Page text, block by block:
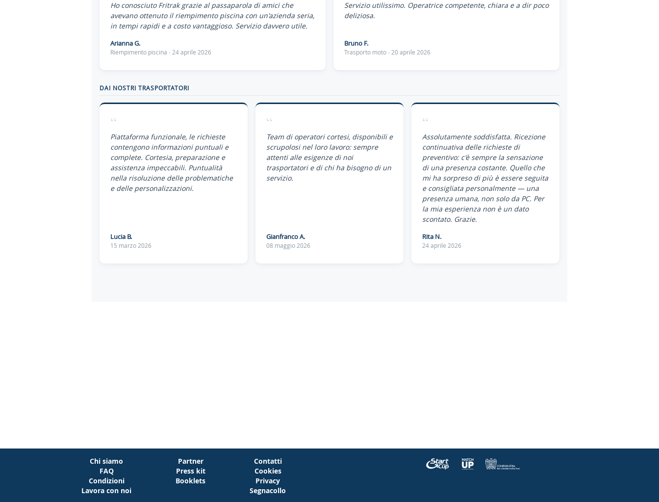
Ho conosciuto Fritrak grazie al passaparola di amici che
avevano ottenuto il riempimento piscina con un'azienda seria,
in tempi rapidi e a costo vantaggioso. Servizio davvero utile.
Arianna G.
Riempimento piscina · 24 aprile 2026
Servizio utilissimo. Operatrice competente, chiara e a dir poco
deliziosa.
Bruno F.
Trasporto moto · 20 aprile 2026
DAI NOSTRI TRASPORTATORI
“
Piattaforma funzionale, le richieste
contengono informazioni puntuali e
complete. Cortesia, preparazione e
assistenza impeccabili. Puntualità
nella risoluzione delle problematiche
e delle personalizzazioni.
Lucia B.
15 marzo 2026
“
Team di operatori cortesi, disponibili e
scrupolosi nel loro lavoro: sempre
attenti alle esigenze di noi
trasportatori e di chi ha bisogno di un
servizio.
Gianfranco A.
08 maggio 2026
“
Assolutamente soddisfatta. Ricezione
continuativa delle richieste di
preventivo: c'è sempre la sensazione
di una presenza costante. Quello che
mi ha sorpreso di più è essere seguita
e consigliata personalmente — una
presenza umana, non solo da PC. Per
la mia esperienza non è un dato
scontato. Grazie.
Rita N.
24 aprile 2026
Chi siamo
FAQ
Condizioni
Lavora con noi
Partner
Press kit
Booklets
Contatti
Cookies
Privacy
Segnacollo